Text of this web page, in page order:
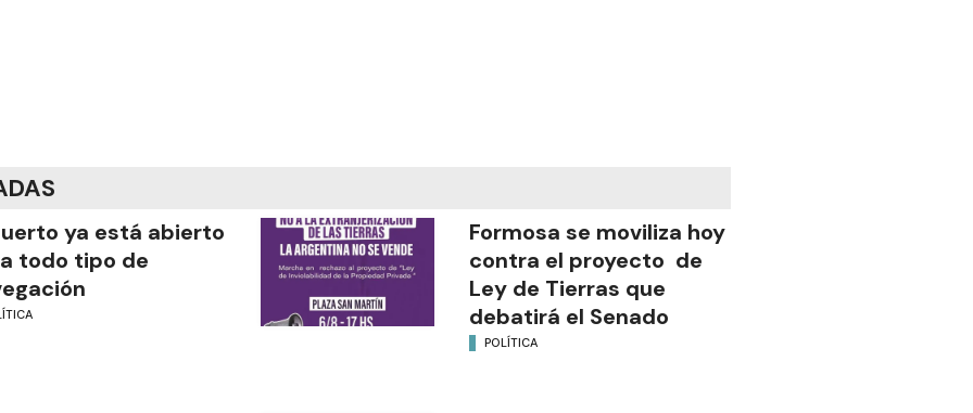
ya está abierto
todo tipo de
Formosa se moviliza hoy
contra el proyecto de
Ley de Tierras que
debatirá el Senado
POLÍTICA